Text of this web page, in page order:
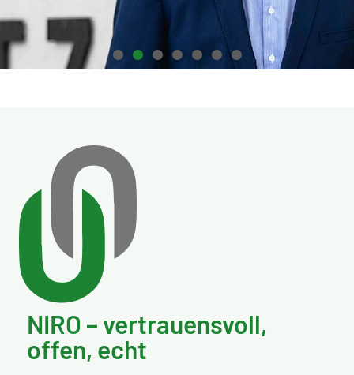
Matthias Schmitz, Geschäftsführender Gesellschafter
SCHMITZ medical GmbH und NIRO-Vorstandsmitglied
NIRO – vertrauensvoll,
offen, echt